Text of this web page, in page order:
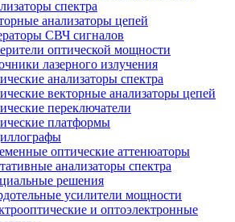
спектра
анализаторы цепей
СВЧ сигналов
оптической мощности
лазерного излучения
анализаторы спектра
векторные анализаторы цепей
переключатели
платформы
оптические аттенюаторы
анализаторы спектра
решения
усилители мощности
и оптоэлектронные